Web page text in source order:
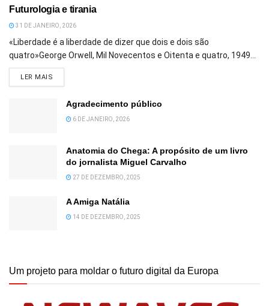
Futurologia e tirania
31 DE JANEIRO, 2026
«Liberdade é a liberdade de dizer que dois e dois são
quatro»George Orwell, Mil Novecentos e Oitenta e quatro, 1949...
LER MAIS
Agradecimento público
6 DE JANEIRO, 2026
Anatomia do Chega: A propósito de um livro
do jornalista Miguel Carvalho
27 DE DEZEMBRO, 2025
A Amiga Natália
14 DE DEZEMBRO, 2025
Um projeto para moldar o futuro digital da Europa